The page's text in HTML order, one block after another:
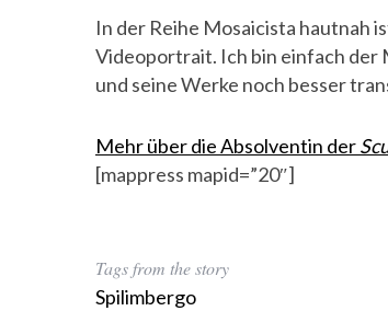
In der Reihe Mosaicista hautnah
Videoportrait. Ich bin einfach der
und seine Werke noch besser
Mehr über die Absolventin der
[mappress mapid=”20″]
Tags from the story
Spilimbergo
Ein